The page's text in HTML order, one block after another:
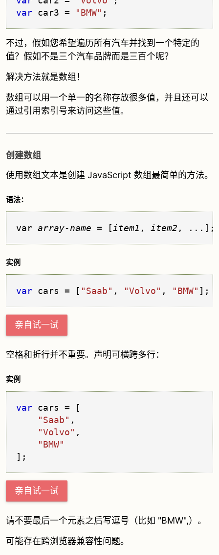
var car3 = "BMW"
不过，假如您希望遍历所有汽车并找到一个特定的
值？假如不是三个汽车品牌而是三百个呢？
解决方法就是数组！
数组可以用一个单一的名称存放很多值，并且还可以
通过引用索引号来访问这些值。
创建数组
使用数组文本是创建 JavaScript 数组最简单的方法。
语法：
var array-name = [item1 , item2 , ...];
实例
var cars = [ "Saab" , "Volvo" , "BMW" ];
亲自试一试
空格和折行并不重要。声明可横跨多行：
实例
var cars = [
"Saab" ,
"Volvo" ,
"BMW"
亲自试一试
请不要最后一个元素之后写逗号（比如 "BMW",）。
可能存在跨浏览器兼容性问题。